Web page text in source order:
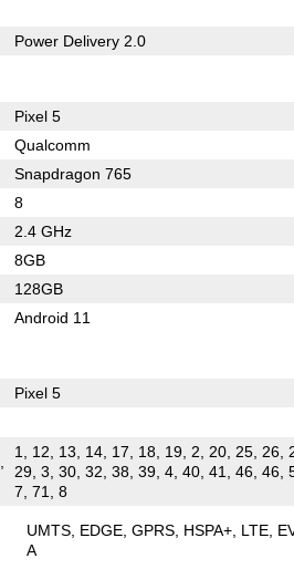
Power Delivery 2.0
Pixel 5
Qualcomm
Snapdragon 765
8
2.4 GHz
8GB
128GB
Android 11
Pixel 5
1, 12, 13, 14, 17, 18, 19, 2, 20, 25, 26,
29, 3, 30, 32, 38, 39, 4, 40, 41, 46, 46,
7, 71, 8
UMTS EDGE GPRS HSPA+ LTE
A